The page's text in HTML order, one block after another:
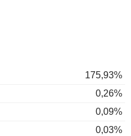
175,93%
0,26%
0,09%
0,03%